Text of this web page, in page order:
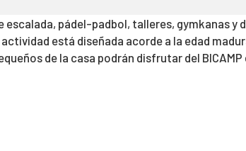
pádel-padbol, talleres, gymkanas
está diseñada acorde a la edad
de la casa podrán disfrutar del